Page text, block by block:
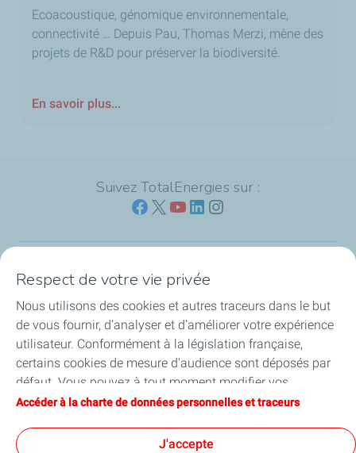
Ecoacoustique, génomique environnementale,
connectivité … Depuis Pau, Thomas Merzi, mène des
projets de R&D pour préserver la biodiversité.
En savoir plus...
Suivez TotalEnergies sur :
Nos sites
Notre engagement
Notre expertise
Travailler avec nous
Respect de votre vie privée
Nous utilisons des cookies et autres traceurs dans le but
de vous fournir, d’analyser et d’améliorer votre expérience
utilisateur. Conformément à la législation française,
certains cookies de mesure d'audience sont déposés par
défaut. Vous pouvez à tout moment modifier vos
paramètres de cookies en cliquant sur le bouton « Gérer
vous acceptez le dépôt de l’ensemble des cookies. Dans le
Accéder à la charte de données personnelles et traceurs
J'accepte